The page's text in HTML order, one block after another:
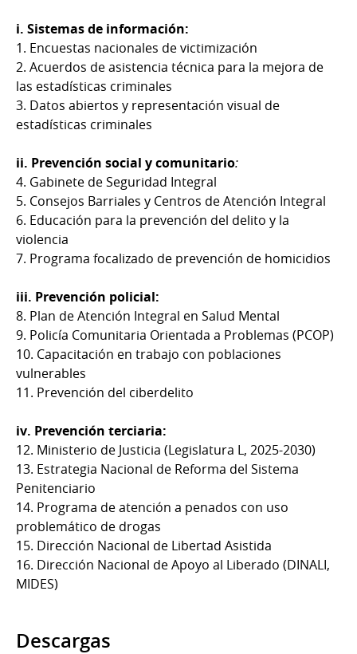
i. Sistemas de información:
1. Encuestas nacionales de victimización
2. Acuerdos de asistencia técnica para la mejora de
las estadísticas criminales
3. Datos abiertos y representación visual de
estadísticas criminales
ii. Prevención social y comunitario:
4. Gabinete de Seguridad Integral
5. Consejos Barriales y Centros de Atención Integral
6. Educación para la prevención del delito y la
violencia
7. Programa focalizado de prevención de homicidios
iii. Prevención policial:
8. Plan de Atención Integral en Salud Mental
9. Policía Comunitaria Orientada a Problemas (PCOP)
10. Capacitación en trabajo con poblaciones
vulnerables
11. Prevención del ciberdelito
iv. Prevención terciaria:
12. Ministerio de Justicia (Legislatura L, 2025-2030)
13. Estrategia Nacional de Reforma del Sistema
Penitenciario
14. Programa de atención a penados con uso
problemático de drogas
15. Dirección Nacional de Libertad Asistida
16. Dirección Nacional de Apoyo al Liberado (DINALI,
MIDES)
Descargas